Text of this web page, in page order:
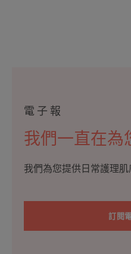
電子報
我們一直在為
我們為您提供日常護理肌
訂閱